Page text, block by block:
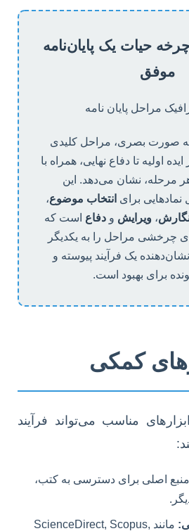
حیات یک پایان‌نامه
موفق
به صورت بصری، مراحل کلیدی
ایده اولیه تا دفاع نهایی، همراه با
مرحله، نشان می‌دهد. این
برای انتخاب موضوع،
،ویرایش ودفاع است که
چرخشی مراحل را به یکدیگر
یک فرآیند پیوسته و
برای بهبود است.
کمکی
مناسب می‌تواند فرآیند
منبع اصلی برای دسترسی به کتب،
مانند ScienceDirect, Scopus,